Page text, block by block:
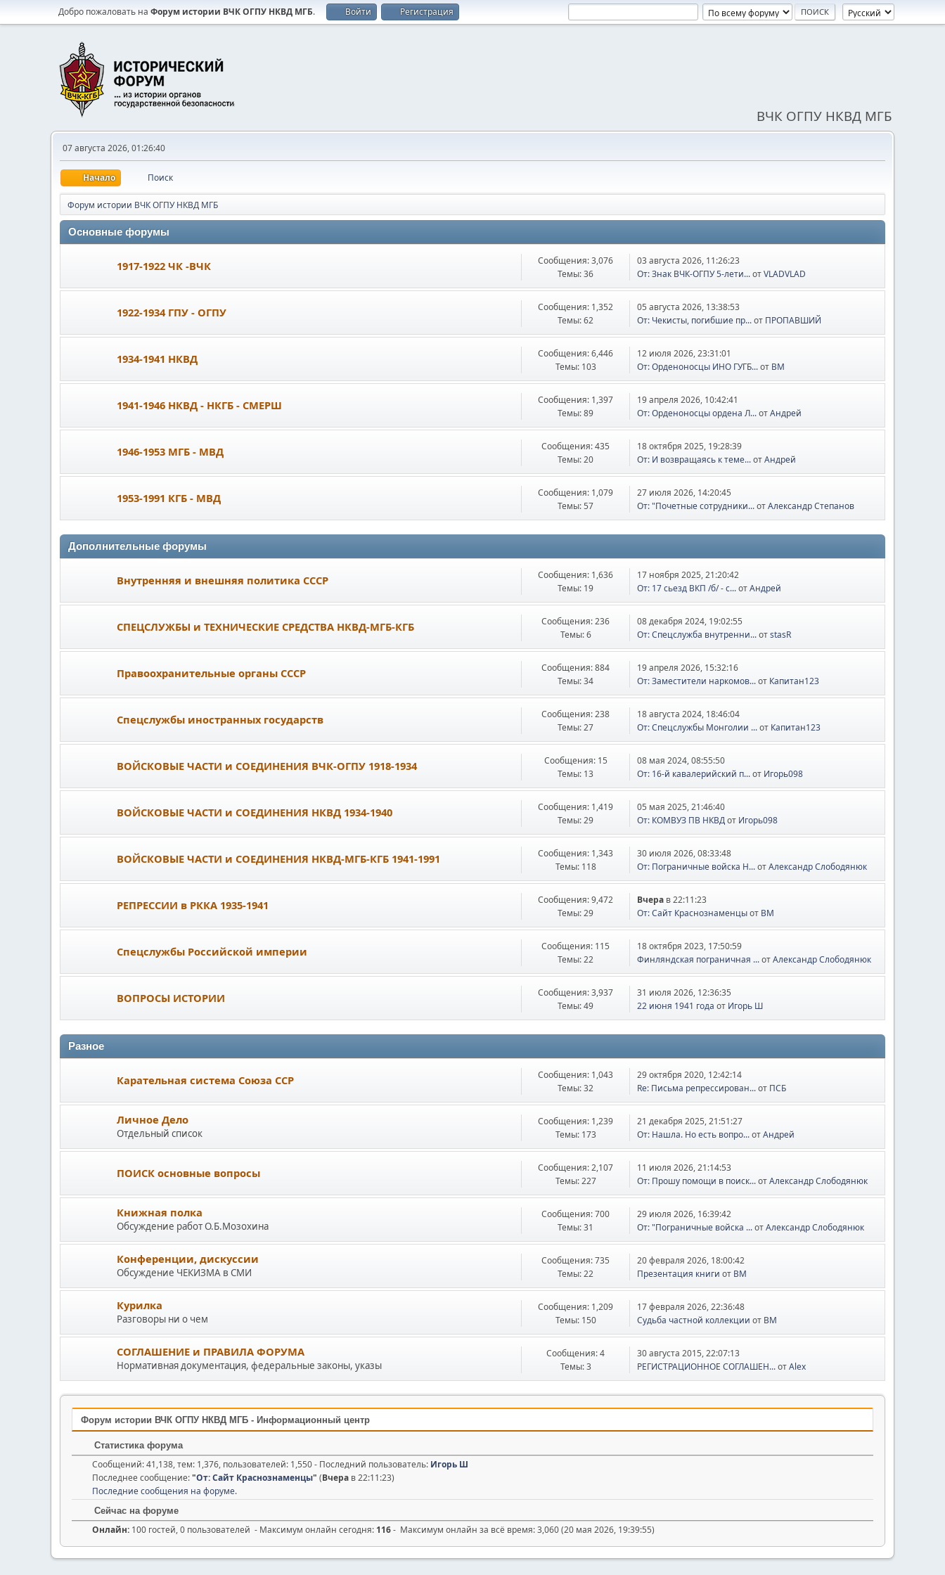
Добро пожаловать на Форум истории ВЧК ОГПУ НКВД МГБ. Войти Регистрация
ВЧК ОГПУ НКВД МГБ
07 августа 2026, 01:26:40
Начало Поиск
Форум истории ВЧК ОГПУ НКВД МГБ
Основные форумы
1917-1922 ЧК -ВЧК
Сообщения: 3,076
Темы: 36
03 августа 2026, 11:26:23
От: Знак ВЧК-ОГПУ 5-лети...отVLADVLAD
1922-1934 ГПУ - ОГПУ
Сообщения: 1,352
Темы: 62
05 августа 2026, 13:38:53
От: Чекисты, погибшие пр...от ПРОПАВШИЙ
1934-1941 НКВД
Сообщения: 6,446
Темы: 103
12 июля 2026, 23:31:01
От: Орденоносцы ИНО ГУГБ...от BM
1941-1946 НКВД - НКГБ - СМЕРШ
Сообщения: 1,397
Темы: 89
19 апреля 2026, 10:42:41
От: Орденоносцы ордена Л...отАндрей
1946-1953 МГБ - МВД
Сообщения: 435
Темы: 20
18 октября 2025, 19:28:39
От: И возвращаясь к теме...отАндрей
1953-1991 КГБ - МВД
Сообщения: 1,079
Темы: 57
27 июля 2026, 14:20:45
От: "Почетные сотрудники...отАлександр Степанов
Дополнительные форумы
Внутренняя и внешняя политика СССР
Сообщения: 1,636
Темы: 19
17 ноября 2025, 21:20:42
От: 17 сьезд ВКП /б/ - с...отАндрей
СПЕЦСЛУЖБЫ и ТЕХНИЧЕСКИЕ СРЕДСТВА НКВД-МГБ-КГБ
Сообщения: 236
Темы: 6
08 декабря 2024, 19:02:55
От: Спецслужба внутренни...отstasR
Правоохранительные органы СССР
Сообщения: 884
Темы: 34
19 апреля 2026, 15:32:16
От: Заместители наркомов...от Капитан123
Спецслужбы иностранных государств
Сообщения: 238
Темы: 27
18 августа 2024, 18:46:04
От: Спецслужбы Монголии ...от Капитан123
ВОЙСКОВЫЕ ЧАСТИ и СОЕДИНЕНИЯ ВЧК-ОГПУ 1918-1934
Сообщения: 15
Темы: 13
08 мая 2024, 08:55:50
От: 16-й кавалерийский п...от Игорь098
ВОЙСКОВЫЕ ЧАСТИ и СОЕДИНЕНИЯ НКВД 1934-1940
Сообщения: 1,419
Темы: 29
05 мая 2025, 21:46:40
От: КОМВУЗ ПВ НКВДот Игорь098
ВОЙСКОВЫЕ ЧАСТИ и СОЕДИНЕНИЯ НКВД-МГБ-КГБ 1941-1991
Сообщения: 1,343
Темы: 118
30 июля 2026, 08:33:48
От: Пограничные войска Н...отАлександр Слободянюк
РЕПРЕССИИ в РККА 1935-1941
Сообщения: 9,472
Темы: 29
Вчера в 22:11:23
От: Сайт Краснознаменцыот BM
Спецслужбы Российской империи
Сообщения: 115
Темы: 22
18 октября 2023, 17:50:59
Финляндская пограничная ...отАлександр Слободянюк
ВОПРОСЫ ИСТОРИИ
Сообщения: 3,937
Темы: 49
31 июля 2026, 12:36:35
22 июня 1941 года от Игорь Ш
Разное
Карательная система Союза ССР
Сообщения: 1,043
Темы: 32
29 октября 2020, 12:42:14
Re: Письма репрессирован...от ПСБ
Личное Дело
Отдельный список
Сообщения: 1,239
Темы: 173
21 декабря 2025, 21:51:27
От: Нашла. Но есть вопро...отАндрей
ПОИСК основные вопросы
Сообщения: 2,107
Темы: 227
11 июля 2026, 21:14:53
От: Прошу помощи в поиск...отАлександр Слободянюк
Книжная полка
Обсуждение работ О.Б.Мозохина
Сообщения: 700
Темы: 31
29 июля 2026, 16:39:42
От: "Пограничные войска ...отАлександр Слободянюк
Конференции, дискуссии
Обсуждение ЧЕКИЗМА в СМИ
Сообщения: 735
Темы: 22
20 февраля 2026, 18:00:42
Презентация книги от BM
Курилка
Разговоры ни о чем
Сообщения: 1,209
Темы: 150
17 февраля 2026, 22:36:48
Судьба частной коллекции от BM
СОГЛАШЕНИЕ и ПРАВИЛА ФОРУМА
Нормативная документация, федеральные законы, указы
Сообщения: 4
Темы: 3
30 августа 2015, 22:07:13
РЕГИСТРАЦИОННОЕ СОГЛАШЕН...отAlex
Форум истории ВЧК ОГПУ НКВД МГБ - Информационный центр
Статистика форума
Сообщений: 41,138, тем: 1,376, пользователей: 1,550 - Последний пользователь: Игорь Ш
Последнее сообщение:"От: Сайт Краснознаменцы" (Вчера в 22:11:23)
Последние сообщения на форуме.
Сейчас на форуме
Онлайн: 100 гостей, 0 пользователей - Максимум онлайн сегодня: 116- Максимум онлайн за всё время: 3,060 (20 мая 2026, 19:39:55)